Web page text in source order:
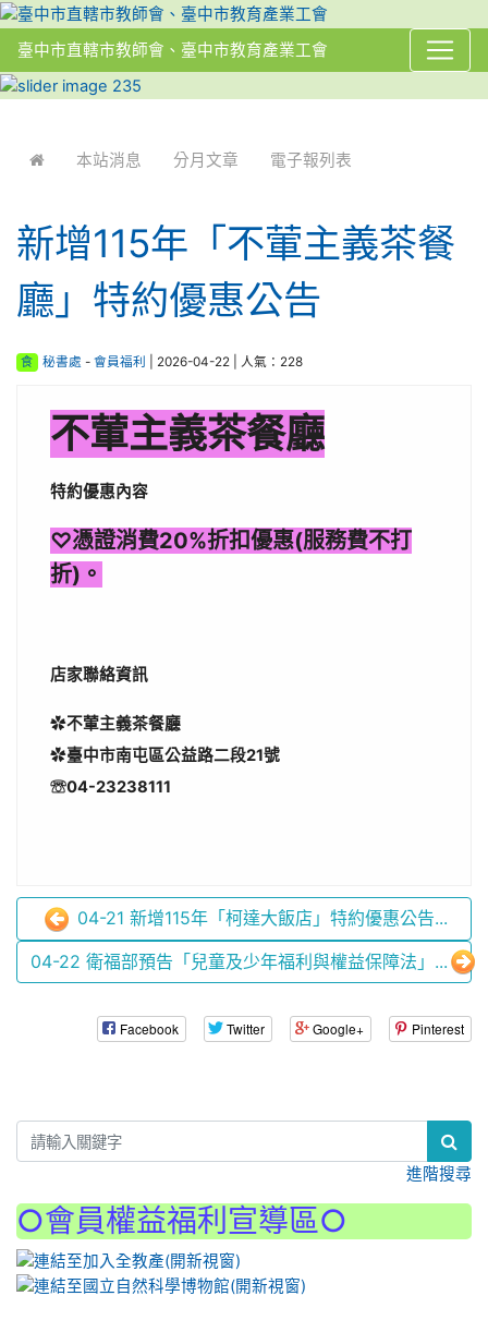
臺中市直轄市教師會、臺中市教育產業工會
本站消息 分月文章 電子報列表
新增115年「不葷主義茶餐
廳」特約優惠公告
食 秘書處 - 會員福利 | 2026-04-22 | 人氣：228
不葷主義茶餐廳
特約優惠內容
♡憑證消費20%折扣優惠(服務費不打
折)。
店家聯絡資訊
✿不葷主義茶餐廳
✿臺中市南屯區公益路二段21號
☏04-23238111
04-21 新增115年「柯達大飯店」特約優惠公告...
04-22 衛福部預告「兒童及少年福利與權益保障法」...
Facebook Twitter Google+ Pinterest
進階搜尋
○會員權益福利宣導區○